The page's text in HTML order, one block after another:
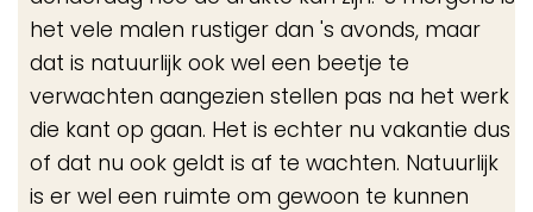
het vele malen rustiger dan 's avonds, maar
dat is natuurlijk ook wel een beetje te
verwachten aangezien stellen pas na het werk
die kant op gaan. Het is echter nu vakantie dus
of dat nu ook geldt is af te wachten. Natuurlijk
is er wel een ruimte om gewoon te kunnen